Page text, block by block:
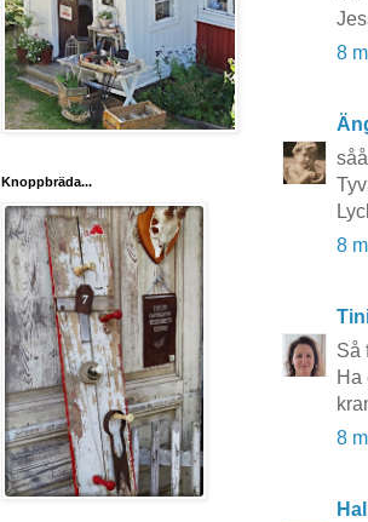
8
8
Så
Ha
8
Knoppbräda...